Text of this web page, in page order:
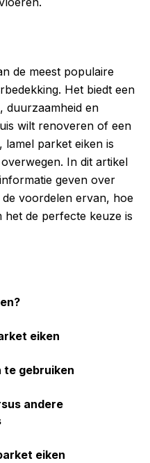
de meest populaire
Het biedt een
duurzaamheid en
wilt renoveren of een
parket eiken is
In dit artikel
geven over
voordelen ervan, hoe
de perfecte keuze is
eiken
te gebruiken
andere
eiken